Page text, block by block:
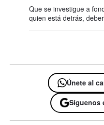
Que se investigue a
quien está detrás,
Únete al
Síguenos